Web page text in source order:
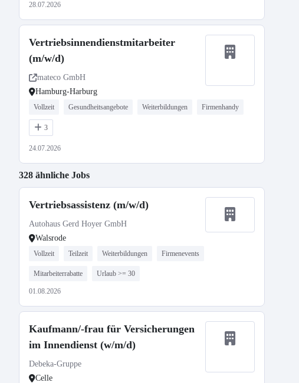
28.07.2026
Vertriebsinnendienstmitarbeiter
(m/w/d)
mateco GmbH
Hamburg-Harburg
Vollzeit Gesundheitsangebote Weiterbildungen Firmenhandy
3
24.07.2026
328 ähnliche Jobs
Vertriebsassistenz (m/w/d)
Autohaus Gerd Hoyer GmbH
Walsrode
Vollzeit Teilzeit Weiterbildungen Firmenevents
Mitarbeiterrabatte Urlaub >= 30
01.08.2026
Kaufmann/-frau für Versicherungen
im Innendienst (w/m/d)
Debeka-Gruppe
Celle